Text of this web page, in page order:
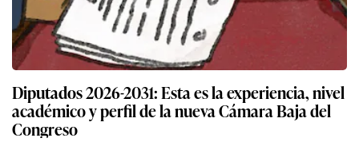
Diputados 2026-2031: Esta es la experiencia, nivel
académico y perfil de la nueva Cámara Baja del
Congreso